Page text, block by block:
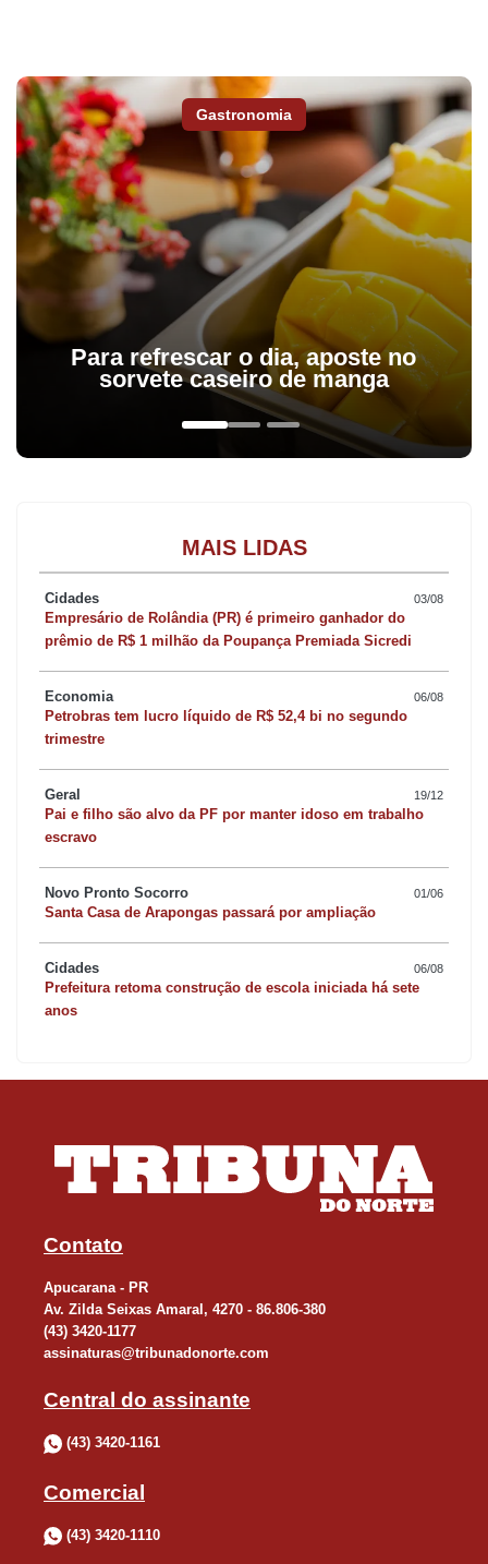
Gastronomia
Para refrescar o dia, aposte no
sorvete caseiro de manga
MAIS LIDAS
Cidades 03/08
Empresário de Rolândia (PR) é primeiro ganhador do
prêmio de R$ 1 milhão da Poupança Premiada Sicredi
Economia 06/08
Petrobras tem lucro líquido de R$ 52,4 bi no segundo
trimestre
Geral 19/12
Pai e filho são alvo da PF por manter idoso em trabalho
escravo
Novo Pronto Socorro 01/06
Santa Casa de Arapongas passará por ampliação
Cidades 06/08
Prefeitura retoma construção de escola iniciada há sete
anos
Contato
Apucarana - PR
Av. Zilda Seixas Amaral, 4270 - 86.806-380
(43) 3420-1177
assinaturas@tribunadonorte.com
Central do assinante
(43) 3420-1161
Comercial
(43) 3420-1110